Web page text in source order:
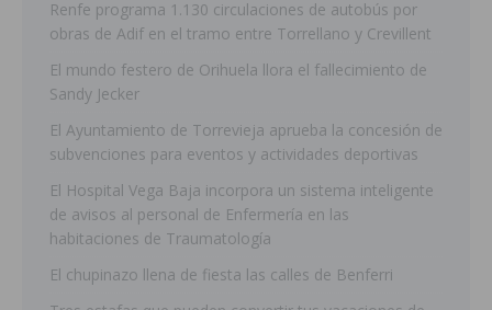
Renfe programa 1.130 circulaciones de autobús por
obras de Adif en el tramo entre Torrellano y Crevillent
El mundo festero de Orihuela llora el fallecimiento de
Sandy Jecker
El Ayuntamiento de Torrevieja aprueba la concesión de
subvenciones para eventos y actividades deportivas
El Hospital Vega Baja incorpora un sistema inteligente
de avisos al personal de Enfermería en las
habitaciones de Traumatología
El chupinazo llena de fiesta las calles de Benferri